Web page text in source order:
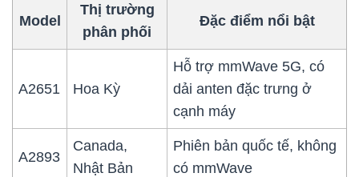
Model
Thị trường
phân phối
Đặc điểm nổi bật
A2651 Hoa Kỳ
Hỗ trợ mmWave 5G, có
dải anten đặc trưng ở
cạnh máy
A2893
Canada,
Nhật Bản
Phiên bản quốc tế, không
có mmWave